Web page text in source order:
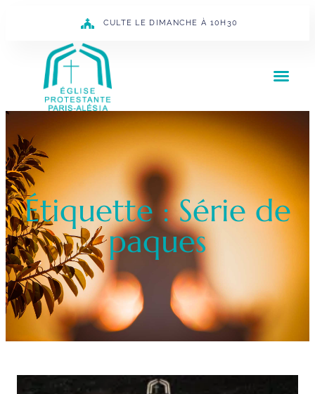
CULTE LE DIMANCHE À 10H30
Étiquette : Série de
paques